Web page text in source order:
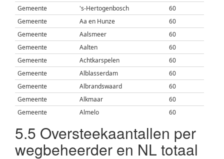
Gemeente
's-Hertogenbosch
60
Gemeente
Aa en Hunze
60
Gemeente
Aalsmeer
60
Gemeente
Aalten
60
Gemeente
Achtkarspelen
60
Gemeente
Alblasserdam
60
Gemeente
Albrandswaard
60
Gemeente
Alkmaar
60
Gemeente
Almelo
60
Gemeente
Alphen aan den Rijn
60
Gemeente
Alphen-Chaam 60
5.5 Oversteekaantallen per
wegbeheerder en NL totaal